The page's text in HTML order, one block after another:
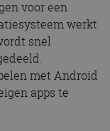
voor een
werkt
snel
met Android
apps te